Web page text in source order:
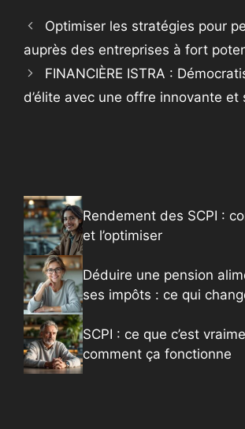
Optimiser les stratégies pour
auprès des entreprises à fort
FINANCIÈRE ISTRA :
d’élite avec une offre innovante et
Rendement des SCPI :
et l’optimiser
Déduire une pension
ses impôts : ce qui
SCPI : ce que c’est
comment ça fonctionne